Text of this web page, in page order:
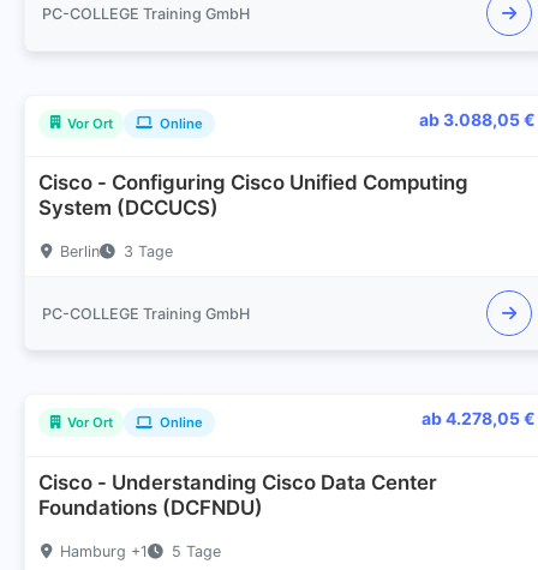
PC-COLLEGE Training GmbH
Vor Ort Online ab 3.088,05 €
Cisco - Configuring Cisco Unified Computing
System (DCCUCS)
Berlin 3 Tage
PC-COLLEGE Training GmbH
Vor Ort Online ab 4.278,05 €
Cisco - Understanding Cisco Data Center
Foundations (DCFNDU)
Hamburg +1 5 Tage